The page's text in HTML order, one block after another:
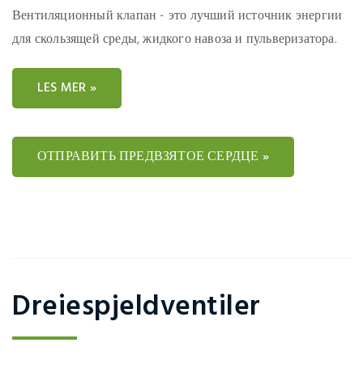
Вентиляционный клапан - это лучший источник энергии
для скользящей среды, жидкого навоза и пульверизатора.
LES MER »
ОТПРАВИТЬ ПРЕДВЗЯТОЕ СЕРДЦЕ »
Dreiespjeldventiler